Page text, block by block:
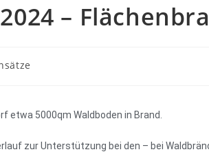
–
etwa 5000qm Waldboden in Brand.
zur Unterstützung bei den – bei